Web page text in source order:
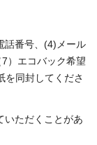
話番号、(4)メール
）エコバック希望
を同封してくださ
ただくことがあ